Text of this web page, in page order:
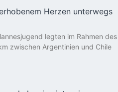
Herzen unterwegs
legten im Rahmen des
zwischen Argentinien und Chile